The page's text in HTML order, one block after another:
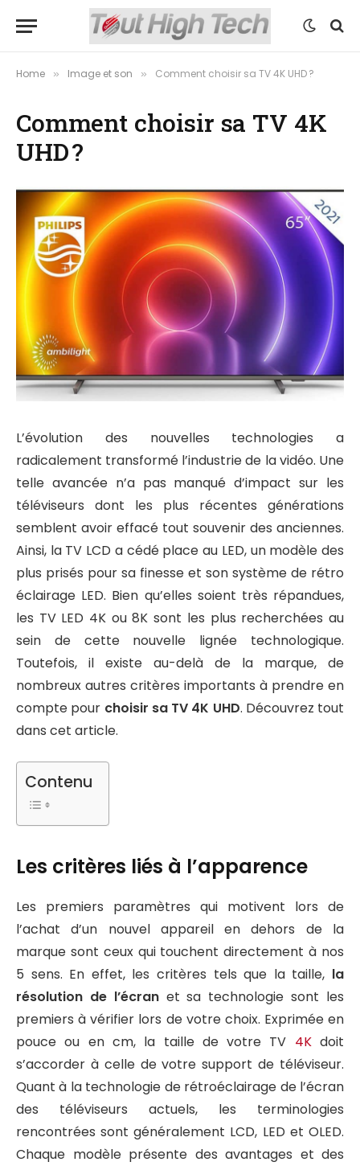
Home » Image et son » Comment choisir sa TV 4K UHD ?
Comment choisir sa TV 4K
UHD ?
L’évolution des nouvelles technologies a
radicalement transformé l’industrie de la vidéo. Une
telle avancée n’a pas manqué d’impact sur les
téléviseurs dont les plus récentes générations
semblent avoir effacé tout souvenir des anciennes.
Ainsi, la TV LCD a cédé place au LED, un modèle des
plus prisés pour sa finesse et son système de rétro
éclairage LED. Bien qu’elles soient très répandues,
les TV LED 4K ou 8K sont les plus recherchées au
sein de cette nouvelle lignée technologique.
Toutefois, il existe au-delà de la marque, de
nombreux autres critères importants à prendre en
compte pour choisir sa TV 4K UHD. Découvrez tout
dans cet article.
Contenu
Les critères liés à l’apparence
Les premiers paramètres qui motivent lors de
l’achat d’un nouvel appareil en dehors de la
marque sont ceux qui touchent directement à nos
5 sens. En effet, les critères tels que la taille, la
résolution de l’écranet sa technologie sont les
premiers à vérifier lors de votre choix. Exprimée en
pouce ou en cm, la taille de votre TV 4Kdoit
s’accorder à celle de votre support de téléviseur.
Quant à la technologie de rétroéclairage de l’écran
des téléviseurs actuels, les terminologies
rencontrées sont généralement LCD, LED et OLED.
Chaque modèle présente des avantages et des